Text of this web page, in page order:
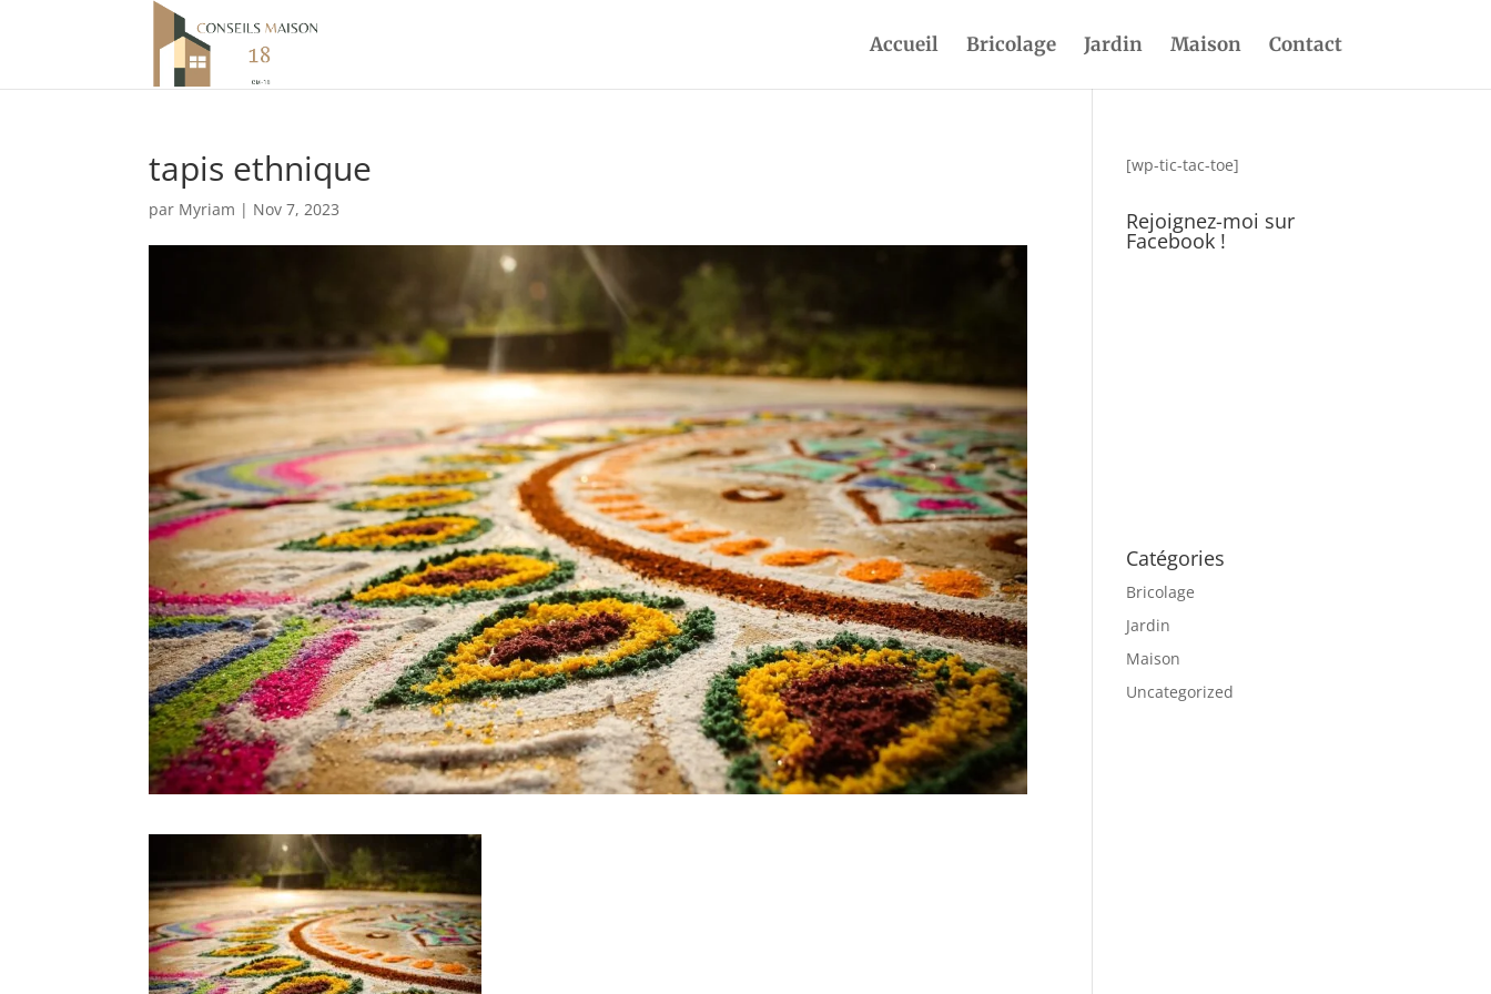
Accueil Bricolage Jardin Maison Contact
tapis ethnique
par Myriam | Nov 7, 2023
[wp-tic-tac-toe]
Rejoignez-moi sur
Facebook !
Catégories
Bricolage
Jardin
Maison
Uncategorized